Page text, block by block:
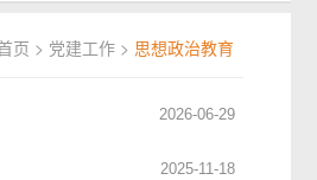
页 > 党建工作 > 思想政治教育
2026-06-29
2025-11-18